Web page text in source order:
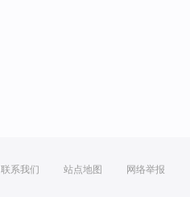
联系我们 站点地图 网络举报